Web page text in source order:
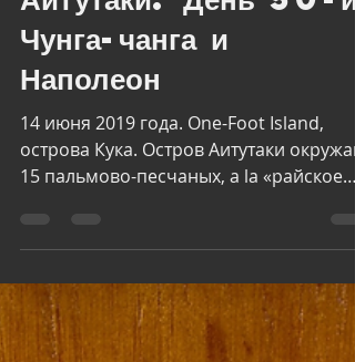
Sep 15, 2025
Дневник кругосветки.
Аитутаки. День 50-й.
Наполеон
14 июня 2019 года. One-Foot Island,
острова Кука. Остров Аитутаки
15 пальмово-песчаных, a la «райское